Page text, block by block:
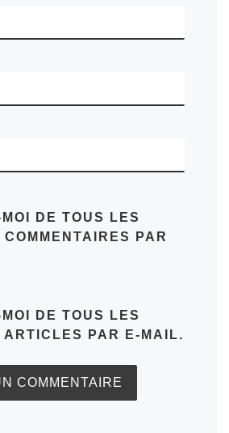
DE TOUS LES
COMMENTAIRES PAR
DE TOUS LES
ARTICLES PAR E-MAIL.